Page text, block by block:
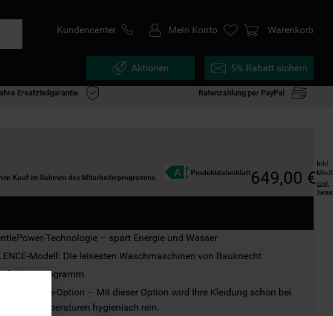
Kundencenter Mein Konto Warenkorb
Aktionen 5% Rabatt sichern
Ersatzteilgarantie Ratenzahlung per PayPal
Kauf im Rahmen des Mitarbeiterprogramms.
Produktdatenblatt649,00 €
Inkl.
zzgl.
Technologie – spart Energie und Wasser
Modell: Die leisesten Waschmaschinen von Bauknecht
Programm
Hygiene-Option – Mit dieser Option wird Ihre Kleidung schon bei
Temperaturen hygienisch rein.